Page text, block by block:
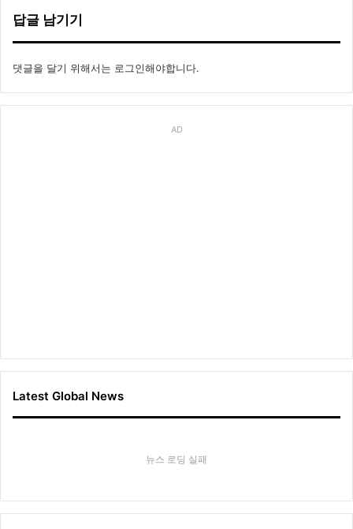
답글 남기기
댓글을 달기 위해서는 로그인해야합니다.
AD
Latest Global News
뉴스 로딩 실패